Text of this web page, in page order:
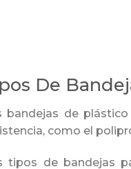
De
bandejas de
como el
tipos de bandejas